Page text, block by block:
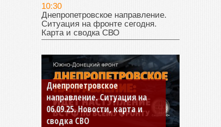
10:30
Днепропетровское направление.
Ситуация на фронте сегодня.
Карта и сводка СВО
Днепропетровское
направление. Ситуация на
06.09.25. Новости, карта и
сводка СВО
Константиновское
направление. Ситуация на
04.09.25 Новости, карта и
сводка СВО